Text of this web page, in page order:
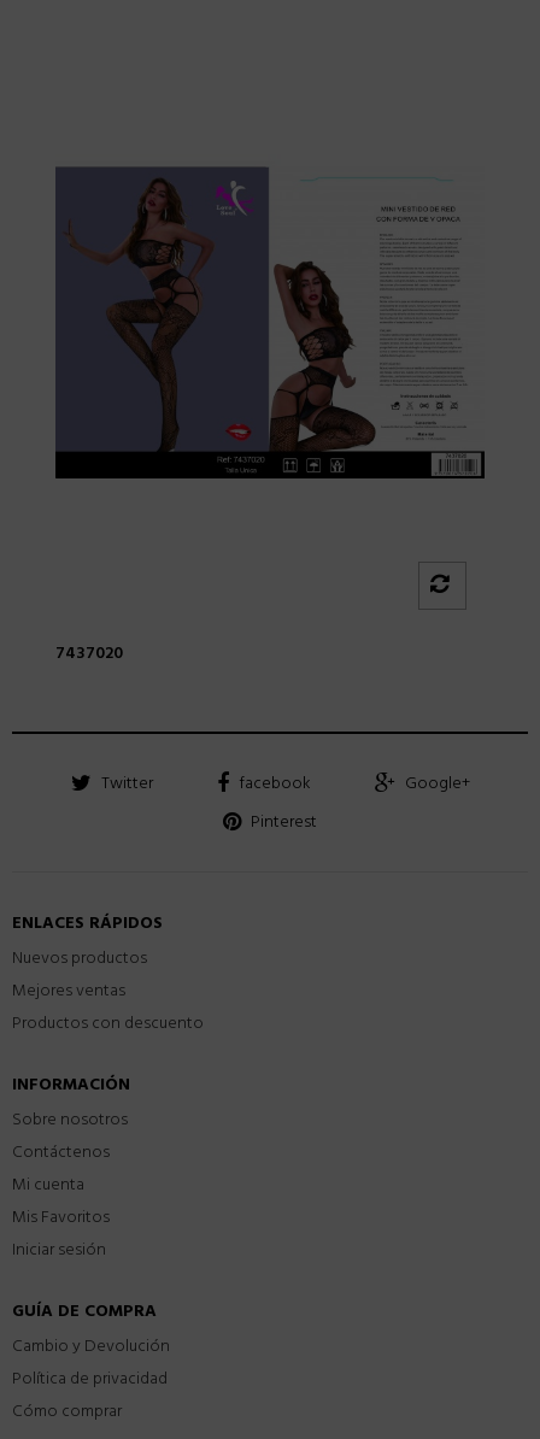
7437020
Twitter facebook
Google+
Pinterest
ENLACES RÁPIDOS
Nuevos productos
Mejores ventas
Productos con descuento
INFORMACIÓN
Sobre nosotros
Contáctenos
Mi cuenta
Mis Favoritos
Iniciar sesión
GUÍA DE COMPRA
Cambio y Devolución
Política de privacidad
Cómo comprar